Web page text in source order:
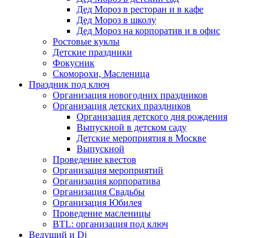
Дед Мороз в ресторан и в кафе
Дед Мороз в школу
Дед Мороз на корпоратив и в офис
Ростовые куклы
Детские праздники
Фокусник
Скоморохи, Масленица
Праздник под ключ
Организация новогодних праздников
Организация детских праздников
Организация детского дня рождения
Выпускной в детском саду
Детские мероприятия в Москве
Выпускной
Проведение квестов
Организация мероприятий
Организация корпоратива
Организация Свадьбы
Организация Юбилея
Проведение масленицы
BTL: организация под ключ
Ведущий и Dj